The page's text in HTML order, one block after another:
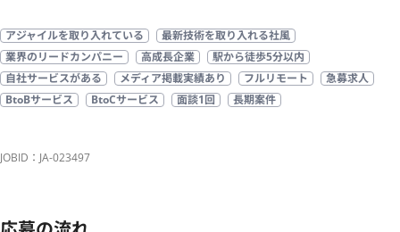
アジャイルを取り入れている
最新技術を取り入れる社風
業界のリードカンパニー
高成長企業
駅から徒歩5分以内
自社サービスがある
メディア掲載実績あり フルリモート
急募求人
BtoBサービス
BtoCサービス 面談1回 長期案件
JOBID：JA-023497